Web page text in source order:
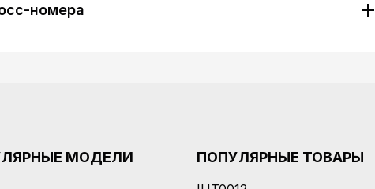
номера
МОДЕЛИ ПОПУЛЯРНЫЕ ТОВАРЫ